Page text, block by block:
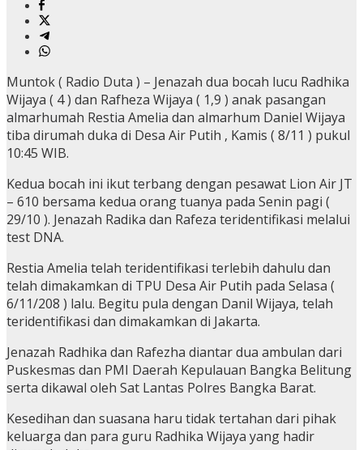
Muntok ( Radio Duta ) – Jenazah dua bocah lucu Radhika
Wijaya ( 4 ) dan Rafheza Wijaya ( 1,9 ) anak pasangan
almarhumah Restia Amelia dan almarhum Daniel Wijaya
tiba dirumah duka di Desa Air Putih , Kamis ( 8/11 ) pukul
10:45 WIB.
Kedua bocah ini ikut terbang dengan pesawat Lion Air JT
– 610 bersama kedua orang tuanya pada Senin pagi (
29/10 ). Jenazah Radika dan Rafeza teridentifikasi melalui
test DNA.
Restia Amelia telah teridentifikasi terlebih dahulu dan
telah dimakamkan di TPU Desa Air Putih pada Selasa (
6/11/208 ) lalu. Begitu pula dengan Danil Wijaya, telah
teridentifikasi dan dimakamkan di Jakarta.
Jenazah Radhika dan Rafezha diantar dua ambulan dari
Puskesmas dan PMI Daerah Kepulauan Bangka Belitung
serta dikawal oleh Sat Lantas Polres Bangka Barat.
Kesedihan dan suasana haru tidak tertahan dari pihak
keluarga dan para guru Radhika Wijaya yang hadir